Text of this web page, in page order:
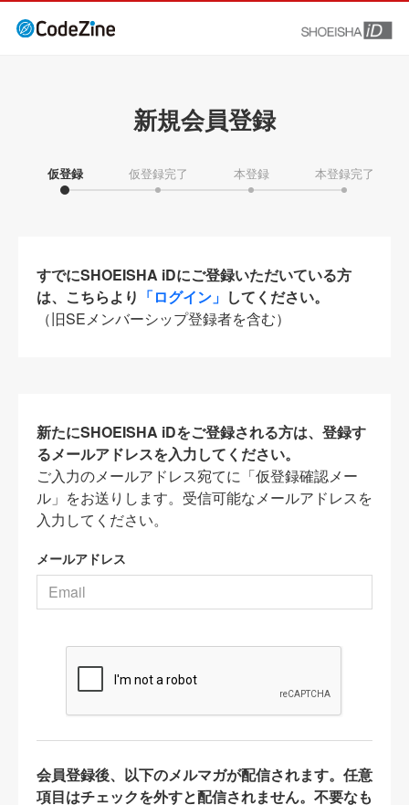
新規会員登録
仮登録 仮登録完了 本登録 本登録完了
すでにSHOEISHA iDにご登録いただいている方
は、こちらより 「ログイン」 してください。
（旧SEメンバーシップ登録者を含む）
新たにSHOEISHA iDをご登録される方は、登録す
るメールアドレスを入力してください。
ご入力のメールアドレス宛てに「仮登録確認メー
ル」をお送りします。受信可能なメールアドレスを
入力してください。
メールアドレス
会員登録後、以下のメルマガが配信されます。任意
項目はチェックを外すと配信されません。不要なも